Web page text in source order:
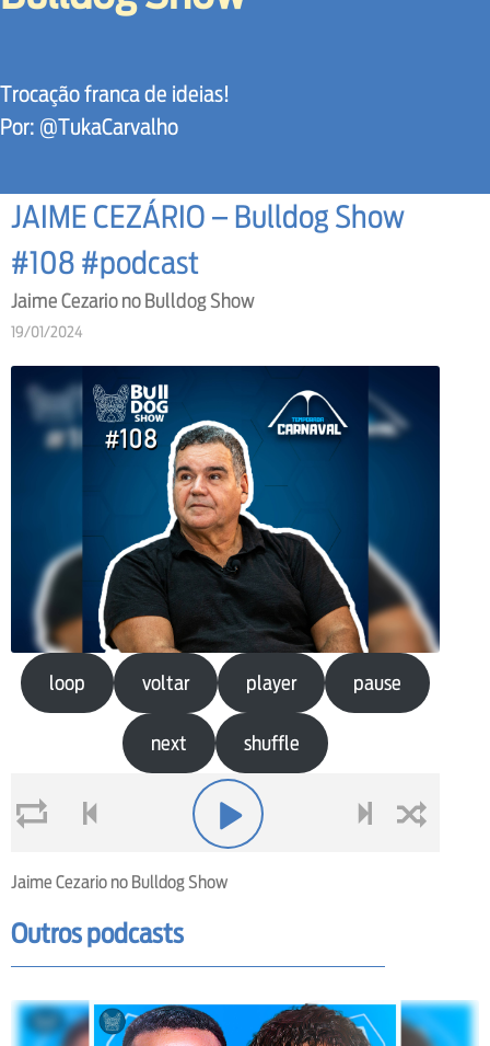
Trocação franca de ideias!
Por: @TukaCarvalho
JAIME CEZÁRIO – Bulldog Show
#108 #podcast
Jaime Cezario no Bulldog Show
19/01/2024
loop voltar player pause
next shuffle
Jaime Cezario no Bulldog Show
Outros podcasts